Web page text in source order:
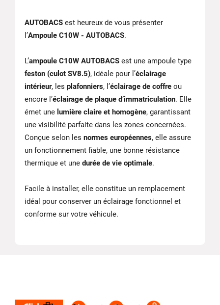
AUTOBACS est heureux de vous présenter
l’Ampoule C10W - AUTOBACS.
L’ampoule C10W AUTOBACS est une ampoule type
feston (culot SV8.5), idéale pour l’éclairage
intérieur, les plafonniers, l’éclairage de coffre ou
encore l’éclairage de plaque d’immatriculation. Elle
émet une lumière claire et homogène, garantissant
une visibilité parfaite dans les zones concernées.
Conçue selon les normes européennes, elle assure
un fonctionnement fiable, une bonne résistance
thermique et une durée de vie optimale.
Facile à installer, elle constitue un remplacement
idéal pour conserver un éclairage fonctionnel et
conforme sur votre véhicule.